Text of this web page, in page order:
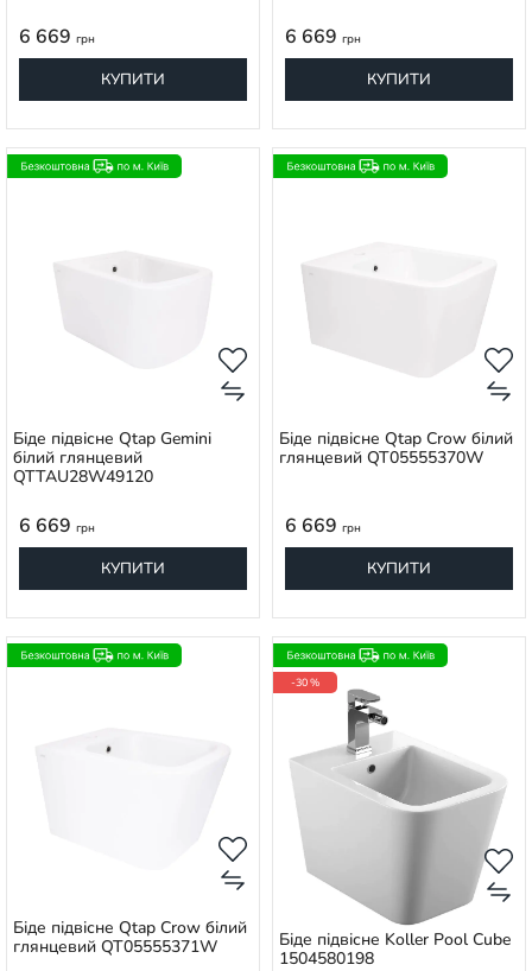
6 669 грн
КУПИТИ
6 669 грн
КУПИТИ
Біде підвісне Qtap Gemini
білий глянцевий
QTTAU28W49120
6 669 грн
КУПИТИ
Біде підвісне Qtap Crow білий
глянцевий QT05555370W
6 669 грн
КУПИТИ
Біде підвісне Qtap Crow білий
глянцевий QT05555371W
-30 %
Біде підвісне Koller Pool Cube
1504580198